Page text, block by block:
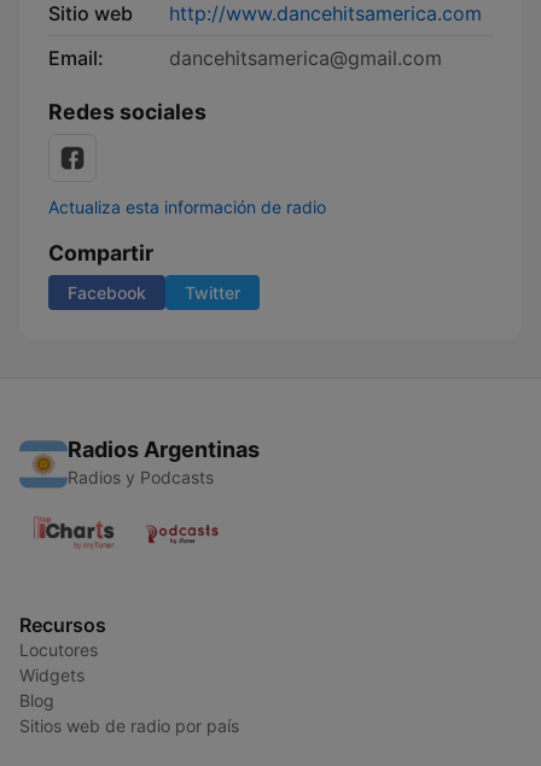
Sitio web
http://www.dancehitsamerica.com
Email:
dancehitsamerica@gmail.com
Redes sociales
Actualiza esta información de radio
Compartir
Facebook Twitter
Radios Argentinas
Radios y Podcasts
Recursos
Locutores
Widgets
Blog
Sitios web de radio por país